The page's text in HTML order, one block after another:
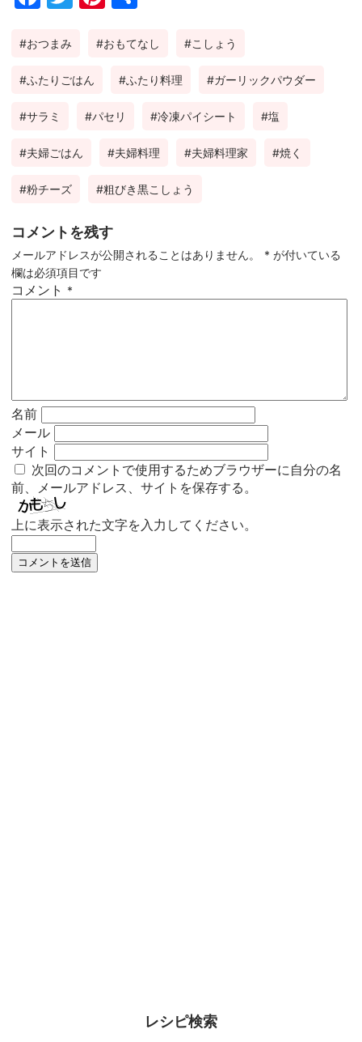
ok
est
おつまみ おもてなし こしょう
ふたりごはん ふたり料理 ガーリックパウダー
サラミ パセリ 冷凍パイシート 塩
夫婦ごはん 夫婦料理 夫婦料理家 焼く
粉チーズ 粗びき黒こしょう
コメントを残す
メールアドレスが公開されることはありません。 * が付いている
欄は必須項目です
コメント *
名前
メール
サイト
次回のコメントで使用するためブラウザーに自分の名
前、メールアドレス、サイトを保存する。
上に表示された文字を入力してください。
レシピ検索